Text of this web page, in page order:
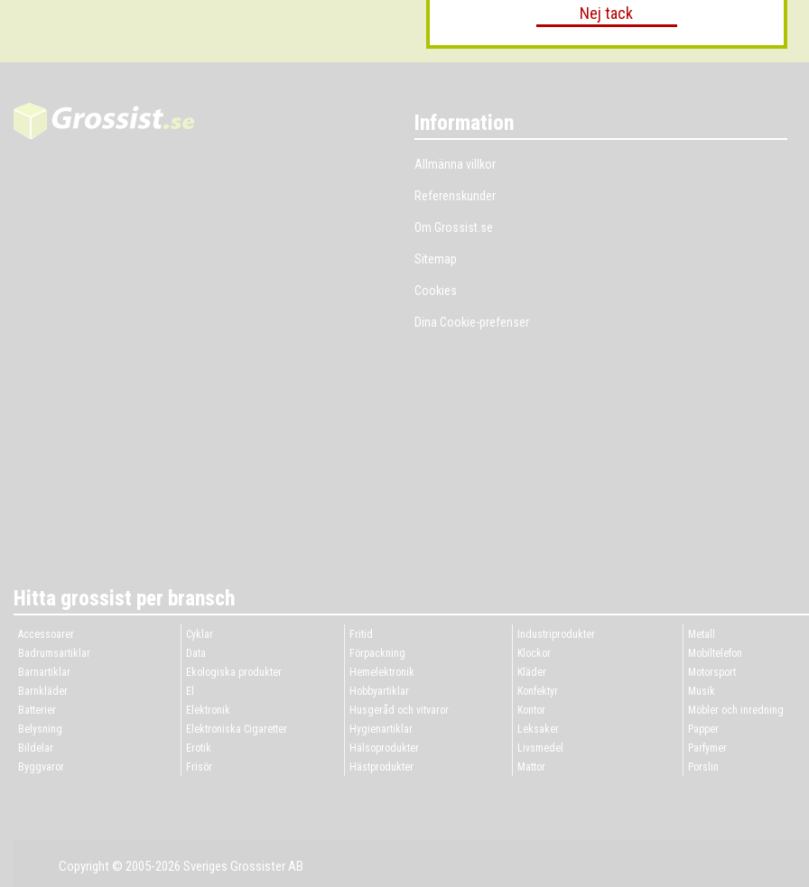
Information
Allmänna villkor
Referenskunder
Om Grossist.se
Sitemap
Cookies
Dina Cookie-prefenser
Hitta grossist per bransch
Accessoarer
Badrumsartiklar
Barnartiklar
Barnkläder
Batterier
Belysning
Bildelar
Byggvaror
Cyklar
Data
Ekologiska produkter
El
Elektronik
Elektroniska Cigaretter
Erotik
Frisör
Fritid
Förpackning
Hemelektronik
Hobbyartiklar
Husgeråd och vitvaror
Hygienartiklar
Hälsoprodukter
Hästprodukter
Industriprodukter
Klockor
Kläder
Konfektyr
Kontor
Leksaker
Livsmedel
Mattor
Metall
Mobiltelefon
Motorsport
Musik
Möbler och inredning
Papper
Parfymer
Porslin
Nej tack
Copyright © 2005-2026 Sveriges Grossister AB